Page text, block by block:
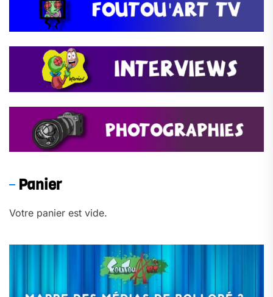
Panier
Votre panier est vide.